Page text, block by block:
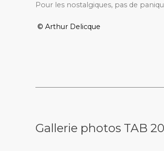
Pour les nostalgiques, pas de
© Arthur Delicque
Gallerie photos TAB